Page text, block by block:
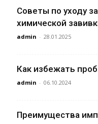
Советы по уходу
химической
admin - 28.01.2025
Как избежать
admin - 06.10.2024
Преимущества